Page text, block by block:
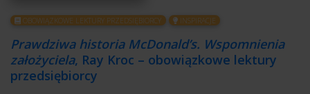
OBOWIĄZKOWE LEKTURY PRZEDSIĘBIORCY INSPIRACJE
Prawdziwa historia McDonald’s. Wspomnienia
założyciela, Ray Kroc – obowiązkowe lektury
przedsiębiorcy